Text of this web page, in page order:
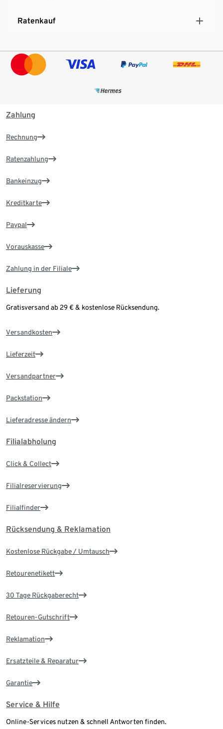
Ratenkauf
Zahlung
Rechnung
Ratenzahlung
Bankeinzug
Kreditkarte
Paypal
Vorauskasse
Zahlung in der Filiale
Lieferung
Gratisversand ab 29 € & kostenlose Rücksendung.
Versandkosten
Lieferzeit
Versandpartner
Packstation
Lieferadresse ändern
Filialabholung
Click & Collect
Filialreservierung
Filialfinder
Rücksendung & Reklamation
Kostenlose Rückgabe / Umtausch
Retourenetikett
30 Tage Rückgaberecht
Retouren-Gutschrift
Reklamation
Ersatzteile & Reparatur
Garantie
Service & Hilfe
Online-Services nutzen & schnell Antworten finden.